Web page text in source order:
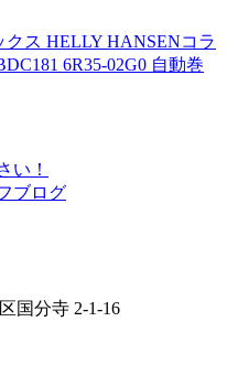
ス HELLY HANSENコラ
6R35-02G0 自動巻
国分寺 2-1-16